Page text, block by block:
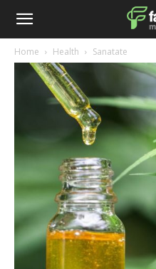
Home Health Sanatate